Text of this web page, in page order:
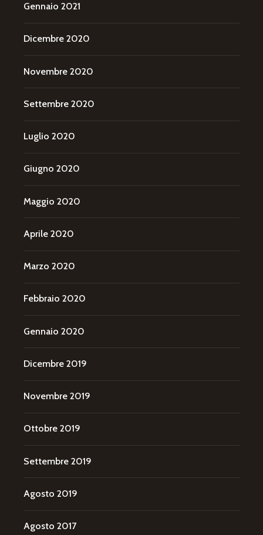
Gennaio 2021
Dicembre 2020
Novembre 2020
Settembre 2020
Luglio 2020
Giugno 2020
Maggio 2020
Aprile 2020
Marzo 2020
Febbraio 2020
Gennaio 2020
Dicembre 2019
Novembre 2019
Ottobre 2019
Settembre 2019
Agosto 2019
Agosto 2017